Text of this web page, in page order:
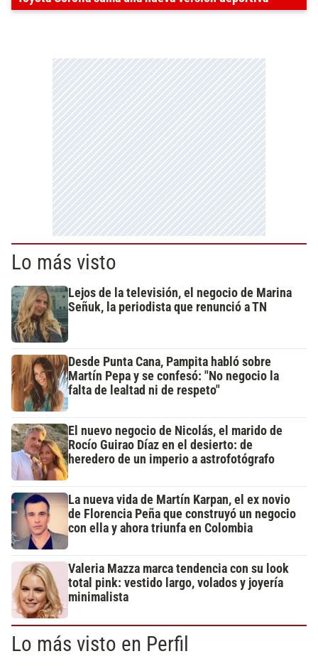
Lo más visto
Lejos de la televisión, el negocio de Marina
Señuk, la periodista que renunció a TN
Desde Punta Cana, Pampita habló sobre
Martín Pepa y se confesó: "No negocio la
falta de lealtad ni de respeto"
El nuevo negocio de Nicolás, el marido de
Rocío Guirao Díaz en el desierto: de
heredero de un imperio a astrofotógrafo
La nueva vida de Martín Karpan, el ex novio
de Florencia Peña que construyó un negocio
con ella y ahora triunfa en Colombia
Valeria Mazza marca tendencia con su look
total pink: vestido largo, volados y joyería
minimalista
Lo más visto en Perfil